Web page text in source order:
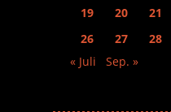
19
20 21
26
27 28
« Juli
Sep. »